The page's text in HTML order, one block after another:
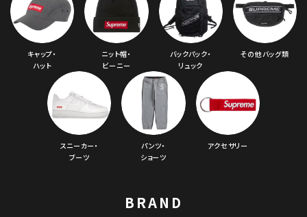
キャップ・
ハット
ニット帽・
ビーニー
バックパック・
リュック
その他バッグ類
スニーカー・
ブーツ
パンツ・
ショーツ
アクセサリー
BRAND